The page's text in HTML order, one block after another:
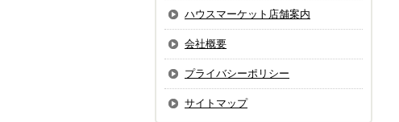
ハウスマーケット店舗案内
会社概要
プライバシーポリシー
サイトマップ